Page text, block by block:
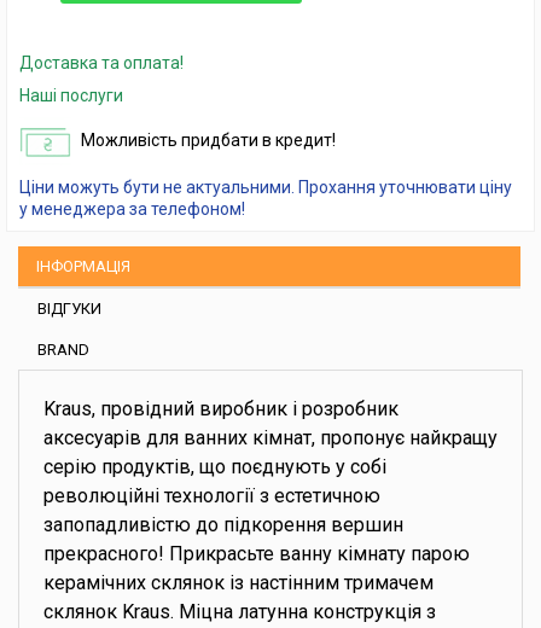
Доставка та оплата!
Наші послуги
Можливість придбати в кредит!
Ціни можуть бути не актуальними. Прохання уточнювати ціну
у менеджера за телефоном!
ІНФОРМАЦІЯ
ВІДГУКИ
BRAND
Kraus, провідний виробник і розробник
аксесуарів для ванних кімнат, пропонує найкращу
серію продуктів, що поєднують у собі
революційні технології з естетичною
запопадливістю до підкорення вершин
прекрасного! Прикрасьте ванну кімнату парою
керамічних склянок із настінним тримачем
склянок Kraus. Міцна латунна конструкція з